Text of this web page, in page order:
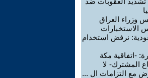
وزراء العراق
الاستخبارات
نرفض استخدام
-اتفاقية مكة
المشترك- لا
مع التزامات ال ...